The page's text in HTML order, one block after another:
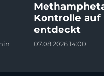
Kontrolle auf
entdeckt
07.08.2026 14:00